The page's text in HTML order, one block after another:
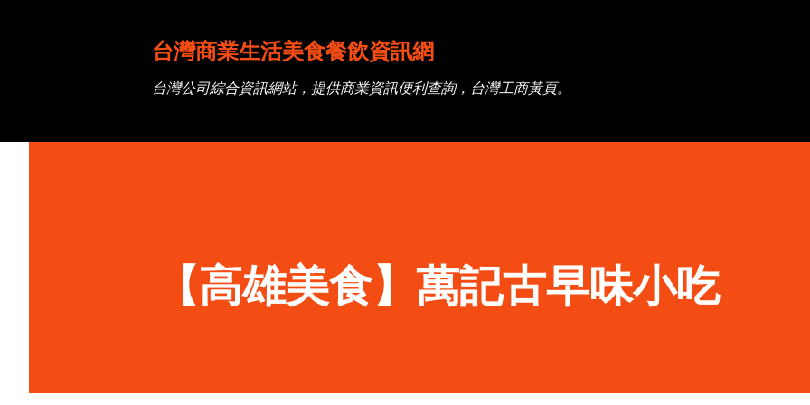
台灣商業生活美食餐飲資訊網
台灣公司綜合資訊網站，提供商業資訊便利查詢，台灣工商黃頁。
【高雄美食】萬記古早味小吃